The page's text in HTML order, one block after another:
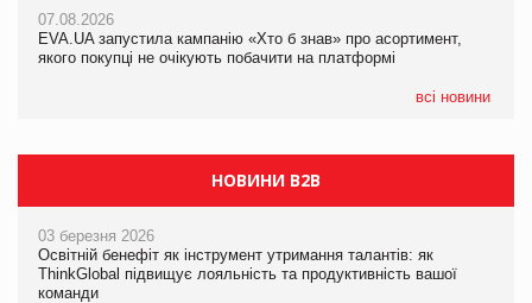
07.08.2026
EVA.UA запустила кампанію «Хто б знав» про асортимент,
якого покупці не очікують побачити на платформі
всі новини
07.08.2026
EVA.UA запустила кампанію «Хто б знав» про асортимент,
якого покупці не очікують побачити на платформі
НОВИНИ B2B
03 березня 2026
Освітній бенефіт як інструмент утримання талантів: як
ThinkGlobal підвищує лояльність та продуктивність вашої
команди